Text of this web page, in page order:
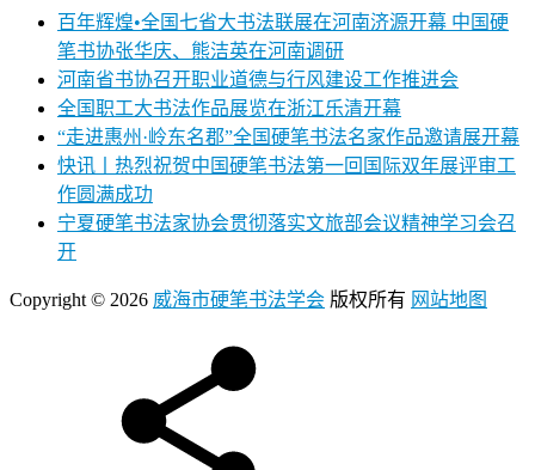
百年辉煌•全国七省大书法联展在河南济源开幕 中国硬
笔书协张华庆、熊洁英在河南调研
河南省书协召开职业道德与行风建设工作推进会
全国职工大书法作品展览在浙江乐清开幕
“走进惠州·岭东名郡”全国硬笔书法名家作品邀请展开幕
快讯丨热烈祝贺中国硬笔书法第一回国际双年展评审工
作圆满成功
宁夏硬笔书法家协会贯彻落实文旅部会议精神学习会召
开
Copyright © 2026 威海市硬笔书法学会 版权所有 网站地图